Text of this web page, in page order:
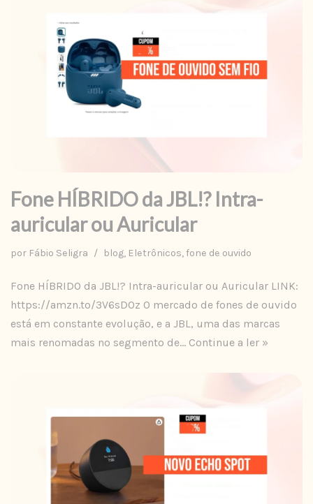
Fone HÍBRIDO da JBL!? Intra-
auricular ou Auricular
por Fábio Seligra blog, Eletrônicos,fone de ouvido
Fone HÍBRIDO da JBL!? Intra-auricular ou Auricular LINK:
https://amzn.to/3V6sDOz O mercado de fones de ouvido
está em constante evolução, e a JBL, uma das marcas
mais renomadas no segmento de… Continue a ler »